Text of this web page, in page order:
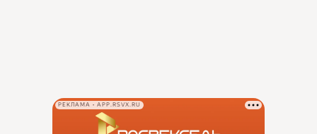
РЕКЛАМА • APP.RSVX.RU